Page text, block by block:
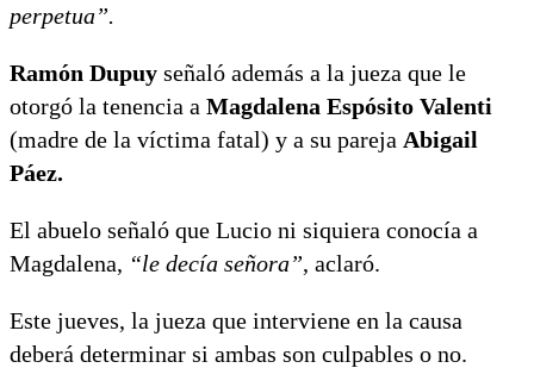
perpetua”.
Ramón Dupuy señaló además a la jueza que le
otorgó la tenencia a Magdalena Espósito Valenti
(madre de la víctima fatal) y a su pareja Abigail
Páez.
El abuelo señaló que Lucio ni siquiera conocía a
Magdalena, “le decía señora”, aclaró.
Este jueves, la jueza que interviene en la causa
deberá determinar si ambas son culpables o no.